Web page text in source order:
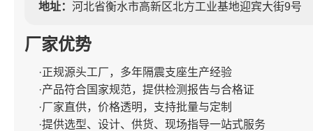
地址： 河北省衡水市高新区北方工业基地迎宾大街9号
厂家优势
·正规源头工厂，多年隔震支座生产经验
·产品符合国家规范，提供检测报告与合格证
·厂家直供，价格透明，支持批量与定制
·提供选型、设计、供货、现场指导一站式服务